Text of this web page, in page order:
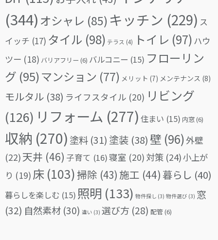
(344) オシャレ (85) キッチン (229) ス
イッチ (17) タイル (98) テラス (4) トイレ (97) ハウ
ツー (18) バリアフリー (6) バルコニー (15) フローリン
グ (95)マンション (77) メリット (7) メンテナンス (8)
モルタル (38) ライフスタイル (20) リビング
(126) リフォーム (277) 住まい (15) 内窓(6)
収納 (270) 塗料 (31) 塗装 (38) 壁 (96)外壁
(22)天井 (46) 子育て (16)寝室 (20) 対策 (24)小上が
り (19) 床 (103)掃除 (43) 施工 (44) 暮らし (40)
暮らしを楽しむ (15) 照明 (133) 物件探し (3) 物件選び (3) 窓
(32) 自然素材 (30) 違い (3) 選び方 (28) 配管(6)